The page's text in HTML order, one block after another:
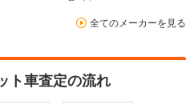
全てのメーカーを見る
ト車査定の流れ